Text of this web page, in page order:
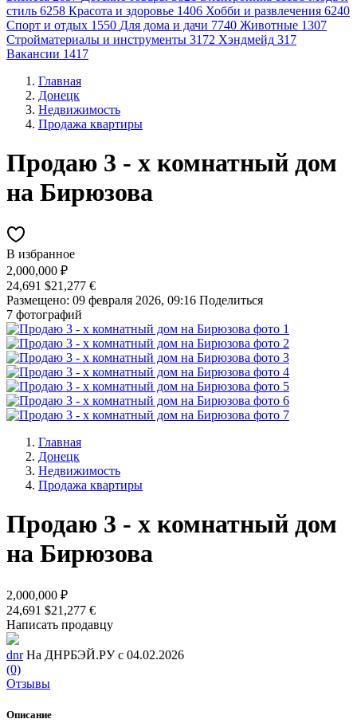
стиль 6258 Красота и здоровье 1406 Хобби и развлечения 6240
Спорт и отдых 1550 Для дома и дачи 7740 Животные 1307
Стройматериалы и инструменты 3172 Хэндмейд 317
Вакансии 1417
Главная
Донецк
Недвижимость
Продажа квартиры
Продаю 3 - х комнатный дом
на Бирюзова
В избранное
2,000,000 ₽
24,691 $21,277 €
Размещено: 09 февраля 2026, 09:16 Поделиться
7 фотографий
Главная
Донецк
Недвижимость
Продажа квартиры
Продаю 3 - х комнатный дом
на Бирюзова
2,000,000 ₽
24,691 $21,277 €
Написать продавцу
dnr На ДНРБЭЙ.РУ с 04.02.2026
(0)
Отзывы
Описание